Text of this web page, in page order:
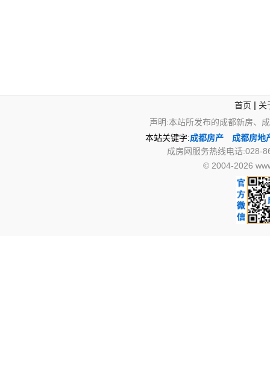
首页 | 关
声明:本站所发布的成都新房、
本站关键字:成都房产
成都房地
成房网服务热线电话:028-
© 2004-2026